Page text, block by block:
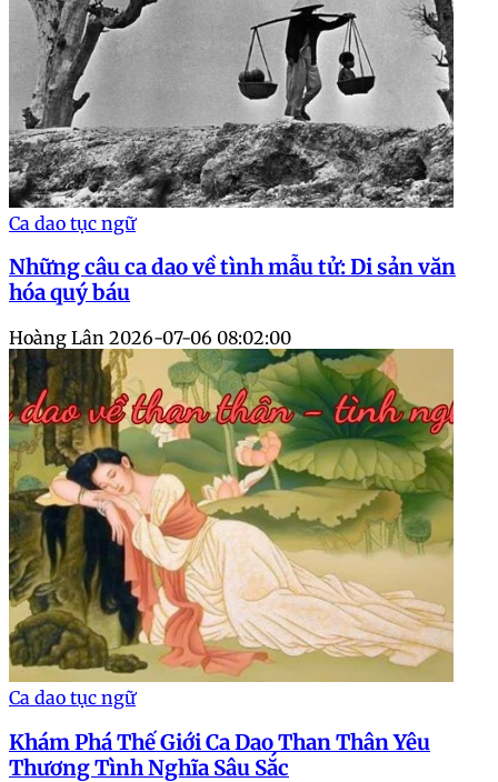
Ca dao tục ngữ
Những câu ca dao về tình mẫu tử: Di sản văn
hóa quý báu
Hoàng Lân 2026-07-06 08:02:00
Ca dao tục ngữ
Khám Phá Thế Giới Ca Dao Than Thân Yêu
Thương Tình Nghĩa Sâu Sắc